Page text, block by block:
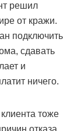
решил
от кражи.
подключить
сдавать
и
ничего.
тоже